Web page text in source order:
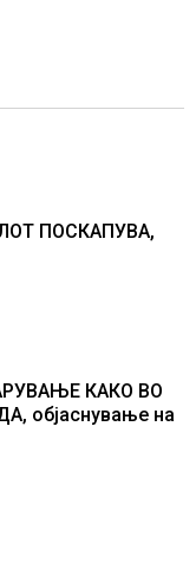
ПОСКАПУВА,
КАКО ВО
објаснување на